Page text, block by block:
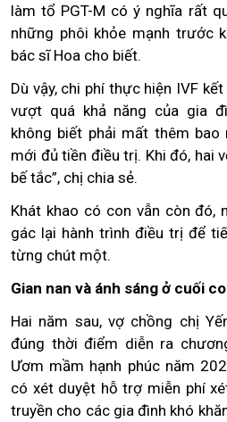
làm tổ PGT-M có ý nghĩa rất
những phôi khỏe mạnh trước
bác sĩ Hoa cho biết.
Dù vậy, chi phí thực hiện IVF
vượt quá khả năng của gia
không biết phải mất thêm
mới đủ tiền điều trị. Khi đó, hai
bế tắc”, chị chia sẻ.
Khát khao có con vẫn còn đó,
gác lại hành trình điều trị để
từng chút một.
Gian nan và ánh sáng ở cuối
Hai năm sau, vợ chồng chị
đúng thời điểm diễn ra
Ươm mầm hạnh phúc năm
có xét duyệt hỗ trợ miễn phí
truyền cho các gia đình khó